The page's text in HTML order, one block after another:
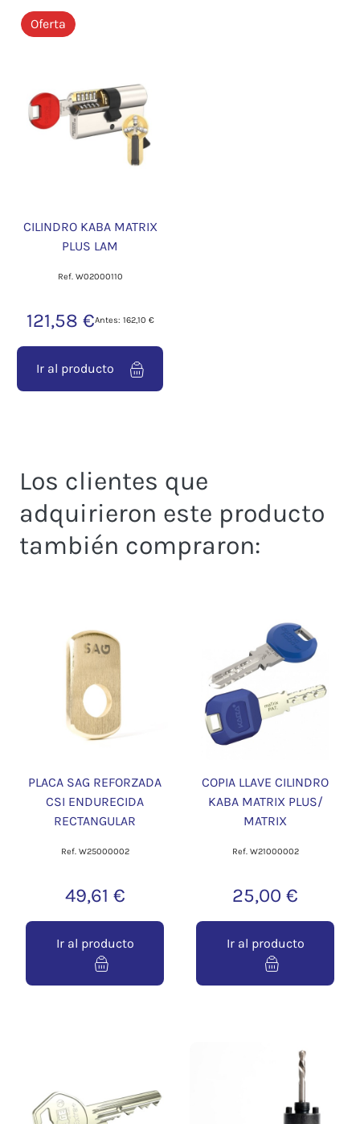
Oferta
CILINDRO KABA MATRIX
PLUS LAM
Ref. W02000110
121,58 €Antes: 162,10 €
Ir al producto
Los clientes que
adquirieron este producto
también compraron:
PLACA SAG REFORZADA
CSI ENDURECIDA
RECTANGULAR
Ref. W25000002
49,61 €
Ir al producto
COPIA LLAVE CILINDRO
KABA MATRIX PLUS/
MATRIX
Ref. W21000002
25,00 €
Ir al producto